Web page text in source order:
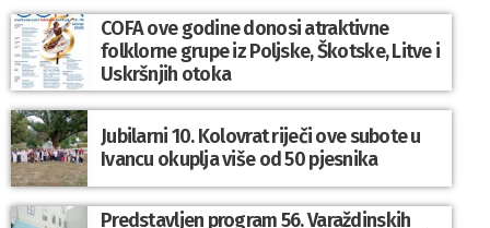
COFA ove godine donosi atraktivne
folklorne grupe iz Poljske, Škotske, Litve i
Uskršnjih otoka
Jubilarni 10. Kolovrat riječi ove subote u
Ivancu okuplja više od 50 pjesnika
Predstavljen program 56. Varaždinskih